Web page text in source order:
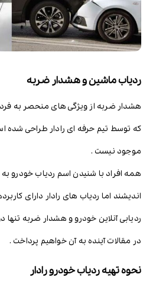
ردیاب ماشین و هشدار ضربه
هشدار ضربه از ویژگی های منحصر به
که توسط تیم حرفه ای رادار طراحی شده
موجود نیست .
همه افراد با شنیدن اسم ردیاب خودرو
اندیشند اما ردیاب های رادار دارای
ردیابی آنلاین خودرو و هشدار ضربه
در مقالات آینده به آن خواهیم پرداخت .
نحوه تهیه ردیاب خودرو رادار